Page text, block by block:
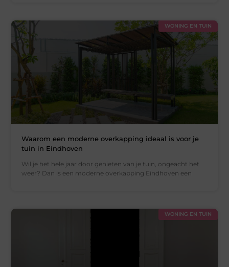
WONING EN TUIN
Waarom een moderne overkapping ideaal is voor je
tuin in Eindhoven
Wil je het hele jaar door genieten van je tuin, ongeacht het
weer? Dan is een moderne overkapping Eindhoven een
WONING EN TUIN